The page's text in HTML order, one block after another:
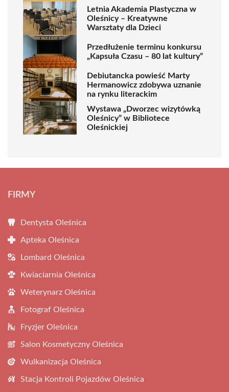
Letnia Akademia Plastyczna w
Oleśnicy – Kreatywne
Warsztaty dla Dzieci
Przedłużenie terminu konkursu
„Kapsuła Czasu – 80 lat kultury”
Debiutancka powieść Marty
Hermanowicz zdobywa uznanie
na rynku literackim
Wystawa „Dworzec wizytówką
Oleśnicy” w Bibliotece
Oleśnickiej
FIRMY
Dentysta Oleśnica
Apteka Oleśnica
Lombard Oleśnica
Kwiaciarnia Oleśnica
Weterynarz Oleśnica
Fotograf Oleśnica
Fryzjer Oleśnica
Salon Kosmetyczny Oleśnica
Wulkanizacja Oleśnica
Stacja Kontroli Pojazdów Oleśnica